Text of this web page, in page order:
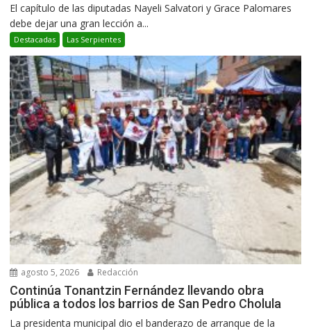
El capítulo de las diputadas Nayeli Salvatori y Grace Palomares
debe dejar una gran lección a...
Destacadas Las Serpientes
agosto 5, 2026 Redacción
Continúa Tonantzin Fernández llevando obra
pública a todos los barrios de San Pedro Cholula
La presidenta municipal dio el banderazo de arranque de la